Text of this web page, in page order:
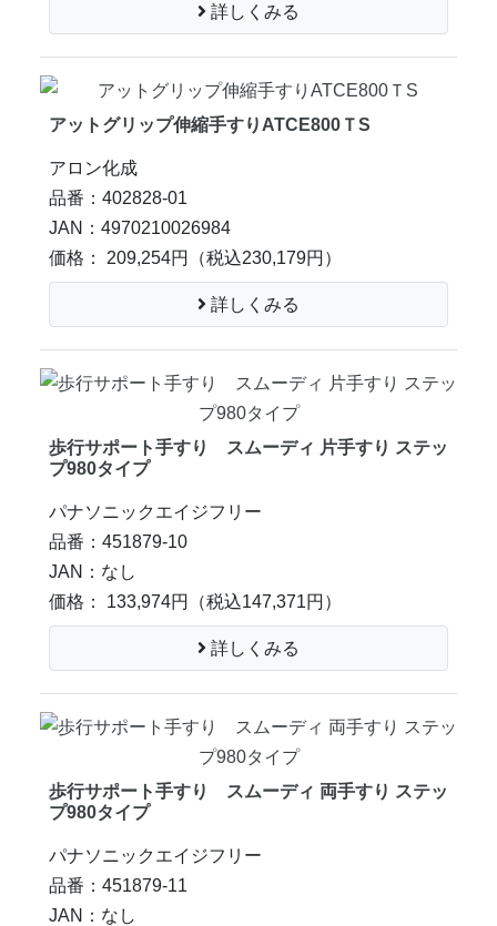
詳しくみる
アットグリップ伸縮手すりATCE800ＴS
アロン化成
品番：402828-01
JAN：4970210026984
価格： 209,254円
（税込230,179円）
詳しくみる
歩行サポート手すり スムーディ 片手すり ステッ
プ980タイプ
パナソニックエイジフリー
品番：451879-10
JAN：なし
価格： 133,974円
（税込147,371円）
詳しくみる
歩行サポート手すり スムーディ 両手すり ステッ
プ980タイプ
パナソニックエイジフリー
品番：451879-11
JAN：なし